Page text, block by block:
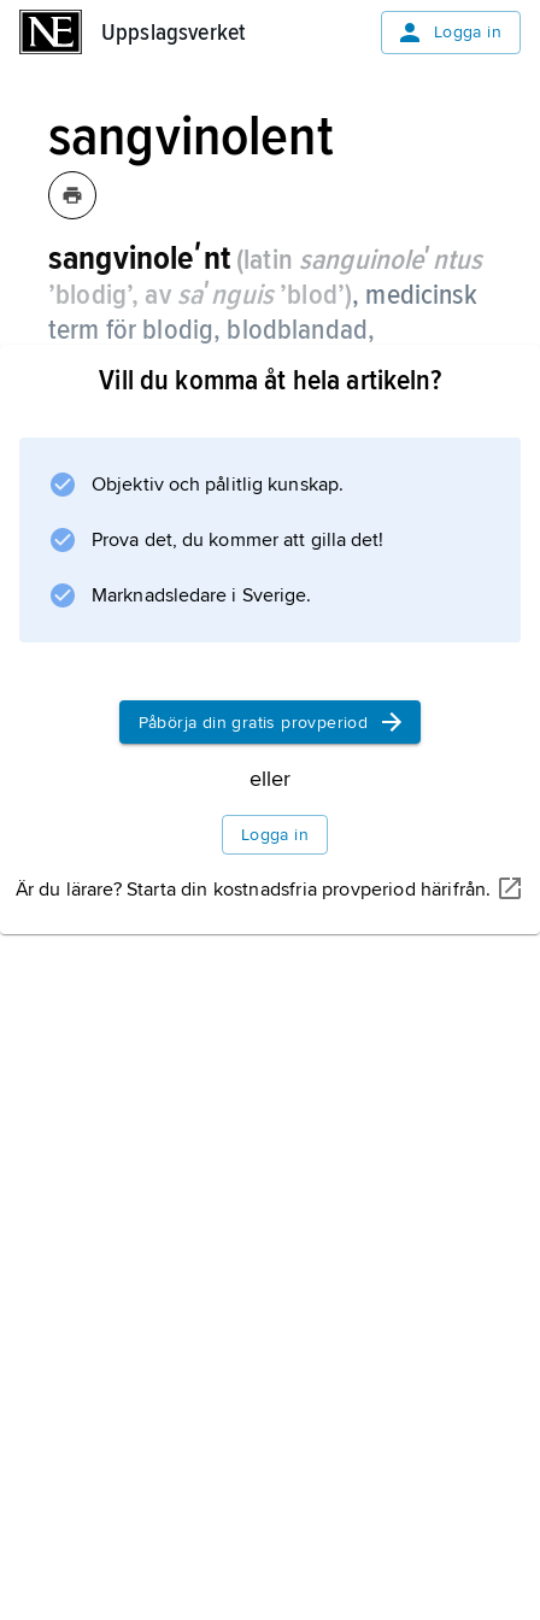
Uppslagsverket Logga in
sangvinolent
sangvinoleʹnt (latin sanguinoleʹntus
’blodig’, av saʹnguis’blod’), medicinsk
term för blodig, blodblandad,
blodfärgad.
Vill du komma åt hela artikeln?
Objektiv och pålitlig kunskap.
Prova det, du kommer att gilla det!
Marknadsledare i Sverige.
Påbörja din gratis provperiod
eller
Logga in
Är du lärare? Starta din kostnadsfria provperiod härifrån.